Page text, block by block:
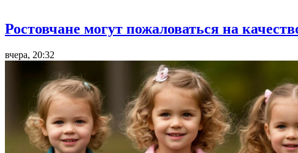
Ростовчане могут пожаловаться на
вчера, 20:32